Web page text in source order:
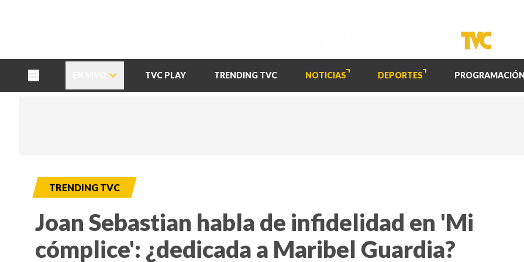
TVC PLAY TRENDING TVC NOTICIAS DEPORTES PROGRAMACIÓN
TRENDING TVC
Joan Sebastian habla de infidelidad en 'Mi
cómplice': ¿dedicada a Maribel Guardia?